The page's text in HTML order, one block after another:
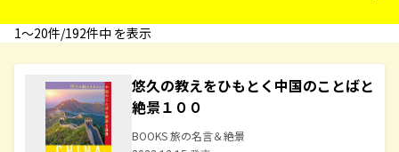
1〜20件/192件中 を表示
悠久の教えをひもとく中国のことばと
絶景１００
BOOKS 旅の名言＆絶景